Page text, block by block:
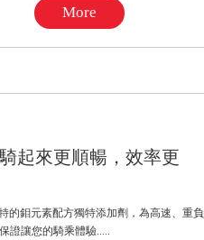
More
起來更順暢，效率更
的鉬元素配方獨特添加劑，為高速、重負
證讓您的騎乘體驗.....